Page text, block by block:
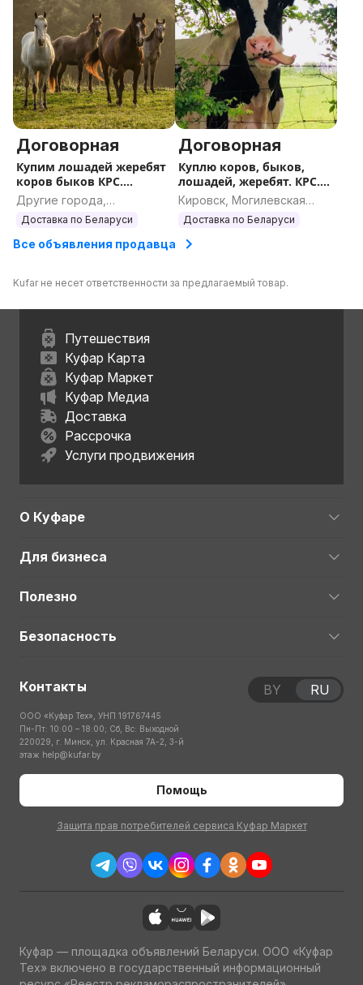
Договорная
Купим лошадей жеребят
коров быков КРС.
ДОРОГО
Другие города,
Гродненская область
Доставка по Беларуси
Договорная
Куплю коров, быков,
лошадей, жеребят. КРС.
ДОРОГО
Кировск, Могилевская
область
Доставка по Беларуси
Все объявления продавца
Kufar не несет ответственности за предлагаемый товар.
Путешествия
Куфар Карта
Куфар Маркет
Куфар Медиа
Доставка
Рассрочка
Услуги продвижения
О Куфаре
Для бизнеса
Полезно
Безопасность
Контакты
ООО «Куфар Тех», УНП 191767445
Пн-Пт: 10:00 – 18:00; Сб, Вс: Выходной
220029, г. Минск, ул. Красная 7А-2, 3-й
этаж help@kufar.by
Помощь
Защита прав потребителей сервиса Куфар Маркет
BY RU
Куфар — площадка объявлений Беларуси. ООО «Куфар
Тех» включено в государственный информационный